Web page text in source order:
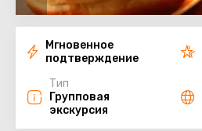
Мгновенное
подтверждение
Тип
Групповая
экскурсия